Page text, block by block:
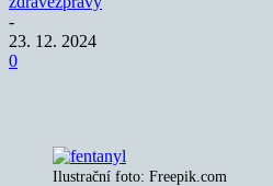
-
23. 12. 2024
0
Ilustrační foto: Freepik.com